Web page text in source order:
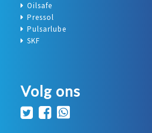
Oilsafe
Pressol
Pulsarlube
SKF
Volg ons